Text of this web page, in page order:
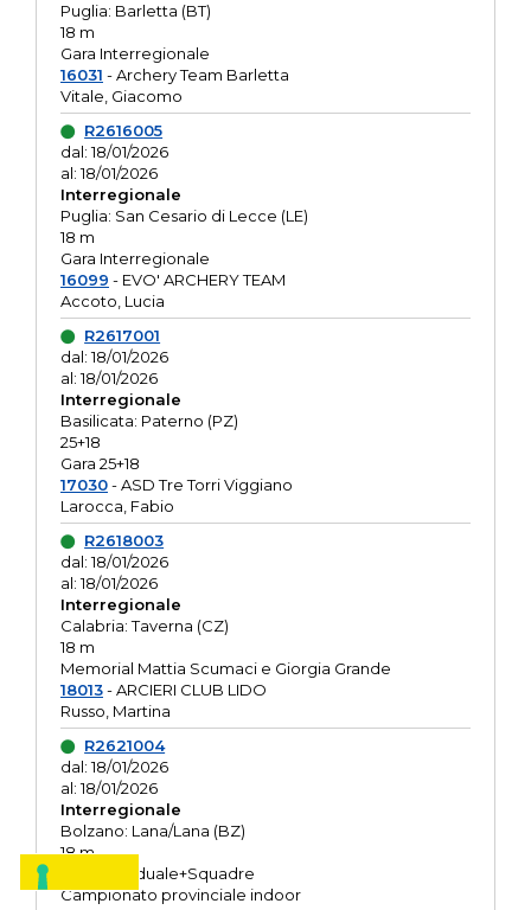
Puglia: Barletta (BT)
18 m
Gara Interregionale
16031 - Archery Team Barletta
Vitale, Giacomo
R2616005
dal: 18/01/2026
al: 18/01/2026
Interregionale
Puglia: San Cesario di Lecce (LE)
18 m
Gara Interregionale
16099 - EVO' ARCHERY TEAM
Accoto, Lucia
R2617001
dal: 18/01/2026
al: 18/01/2026
Interregionale
Basilicata: Paterno (PZ)
25+18
Gara 25+18
17030- ASD Tre Torri Viggiano
Larocca, Fabio
R2618003
dal: 18/01/2026
al: 18/01/2026
Interregionale
Calabria: Taverna (CZ)
18 m
Memorial Mattia Scumaci e Giorgia Grande
18013- ARCIERI CLUB LIDO
Russo, Martina
R2621004
dal: 18/01/2026
al: 18/01/2026
Interregionale
Bolzano: Lana/Lana (BZ)
18 m
O.R. Individuale+Squadre
Campionato provinciale indoor